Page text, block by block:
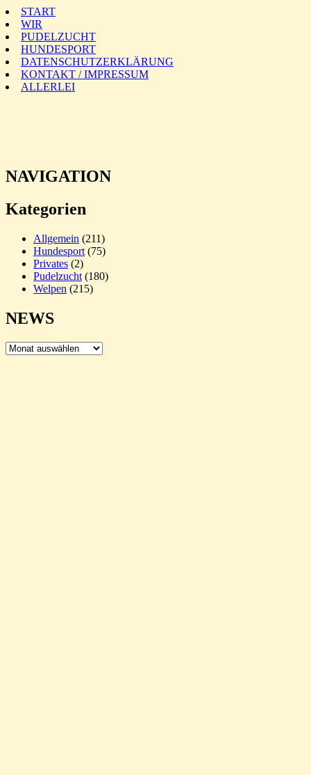
START
WIR
PUDELZUCHT
HUNDESPORT
DATENSCHUTZERKLÄRUNG
KONTAKT / IMPRESSUM
ALLERLEI
NAVIGATION
Kategorien
Allgemein (211)
Hundesport (75)
Privates (2)
Pudelzucht (180)
Welpen (215)
NEWS
NEWS